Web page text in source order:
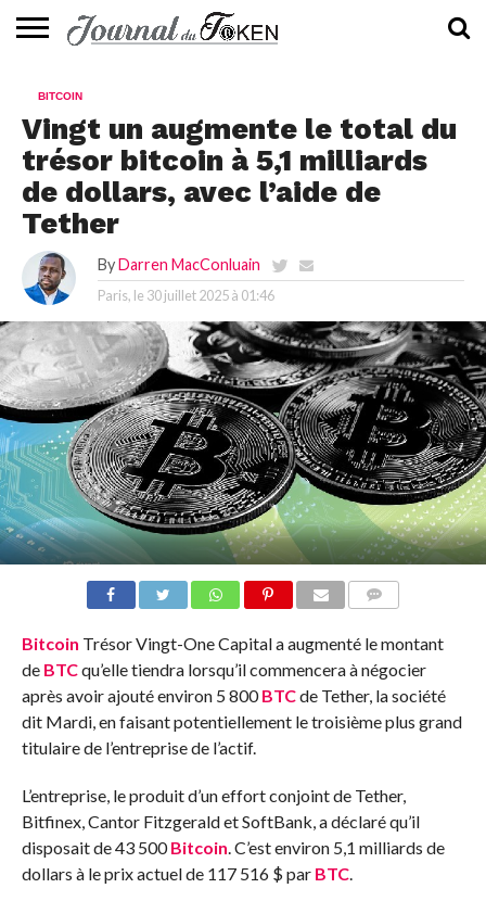
📰
EVALUATION
GUIDE
TENDANCES
À
CONTACTEZ-
BITCOIN
Vingt un augmente le total du
trésor bitcoin à 5,1 milliards
de dollars, avec l’aide de
Tether
By Darren MacConluain
Paris, le 30 juillet 2025 à 01:46
Bitcoin Trésor Vingt-One Capital a augmenté le montant
de BTCqu’elle tiendra lorsqu’il commencera à négocier
après avoir ajouté environ 5 800BTCde Tether, la société
ditMardi, en faisant potentiellement le troisième plus grand
titulaire de l’entreprise de l’actif.
L’entreprise, le produit d’un effort conjoint de Tether,
Bitfinex, Cantor Fitzgerald et SoftBank, a déclaré qu’il
disposait de 43 500Bitcoin . C’est environ 5,1 milliards de
dollars à le prix actuelde 117 516 $ par BTC.